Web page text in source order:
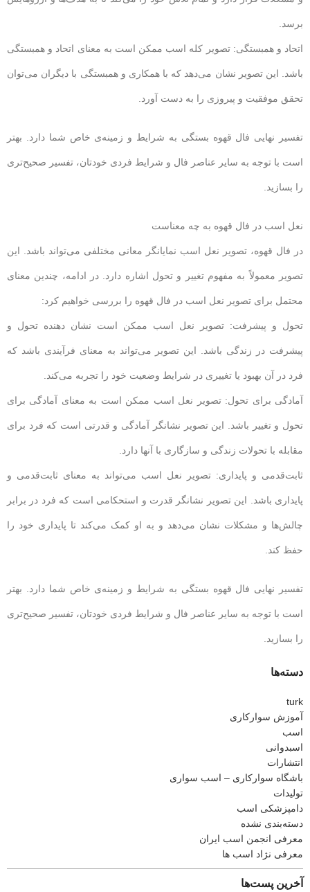
برسد.
اتحاد و همبستگی: تصویر کله اسب ممکن است به معنای اتحاد و همبستگی
باشد. این تصویر نشان می‌دهد که با همکاری و همبستگی با دیگران می‌توان
تحقق موفقیت و پیروزی را به دست آورد.
تفسیر نهایی فال قهوه بستگی به شرایط و زمینه‌ی خاص شما دارد. بهتر
است با توجه به سایر عناصر فال و شرایط فردی خودتان، تفسیر صحیح‌تری
را بسازید.
نعل اسب در فال قهوه به چه معناست
در فال قهوه، تصویر نعل اسب نمایانگر معانی مختلفی می‌تواند باشد. این
تصویر معمولاً به مفهوم تغییر و تحول اشاره دارد. در ادامه، چندین معنای
محتمل برای تصویر نعل اسب در فال قهوه را بررسی خواهیم کرد:
تحول و پیشرفت: تصویر نعل اسب ممکن است نشان دهنده تحول و
پیشرفت در زندگی باشد. این تصویر می‌تواند به معنای فرآیندی باشد که
فرد در آن بهبود یا تغییری در شرایط وضعیت خود را تجربه می‌کند.
آمادگی برای تحول: تصویر نعل اسب ممکن است به معنای آمادگی برای
تحول و تغییر باشد. این تصویر نشانگر آمادگی و قدرتی است که فرد برای
مقابله با تحولات زندگی و سازگاری با آنها دارد.
ثابت‌قدمی و پایداری: تصویر نعل اسب می‌تواند به معنای ثابت‌قدمی و
پایداری باشد. این تصویر نشانگر قدرت و استحکامی است که فرد در برابر
چالش‌ها و مشکلات نشان می‌دهد و به او کمک می‌کند تا پایداری خود را
حفظ کند.
تفسیر نهایی فال قهوه بستگی به شرایط و زمینه‌ی خاص شما دارد. بهتر
است با توجه به سایر عناصر فال و شرایط فردی خودتان، تفسیر صحیح‌تری
را بسازید.
دسته‌ها
turk
آموزش سوارکاری
اسب
اسبدوانی
انتشارات
باشگاه سوارکاری – اسب سواری
تولیدات
دامپزشکی اسب
دسته‌بندی نشده
معرفی انجمن اسب ایران
معرفی نژاد اسب ها
آخرین پست‌ها